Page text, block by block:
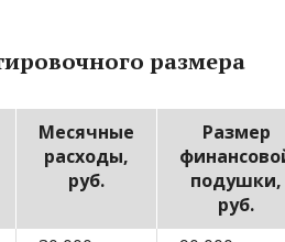
размера
Месячные
расходы,
руб.
Размер
подушки,
руб.